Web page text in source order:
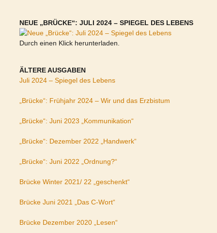
NEUE „BRÜCKE“: JULI 2024 – SPIEGEL DES LEBENS
Durch einen Klick herunterladen.
ÄLTERE AUSGABEN
Juli 2024 – Spiegel des Lebens
„Brücke“: Frühjahr 2024 – Wir und das Erzbistum
„Brücke“: Juni 2023 „Kommunikation“
„Brücke“: Dezember 2022 „Handwerk“
„Brücke“: Juni 2022 „Ordnung?“
Brücke Winter 2021/ 22 „geschenkt“
Brücke Juni 2021 „Das C-Wort“
Brücke Dezember 2020 „Lesen“